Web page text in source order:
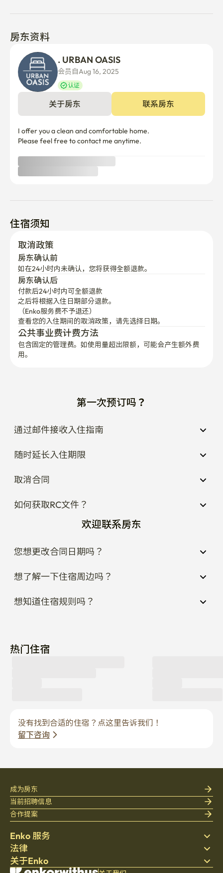
房东资料
. URBAN OASIS
会员自Aug 16, 2025
认证
关于房东 联系房东
I offer you a clean and comfortable home.
Please feel free to contact me anytime.
住宿须知
取消政策
如在24小时内未确认，您将获得全额退款。
房东确认后
付款后24小时内可全额退款
之后将根据入住日期部分退款。
（Enko服务费不予退还）
查看您的入住期间的取消政策，请先选择日期。
公共事业费计费方法
包含固定的管理费。如使用量超出限额，可能会产生额外费
用。
通过邮件接收入住指南
随时延长入住期限
取消合同
如何获取RC文件？
欢迎联系房东
您想更改合同日期吗？
想了解一下住宿周边吗？
想知道住宿规则吗？
Enko 服务
床上用品
博客
帮助中心
隐私政策
服务条款
取消与退款政策
关于Enko
公司介绍
招聘
成为房东
合作提案
© 2021 Enkorwithus。保留所有权利